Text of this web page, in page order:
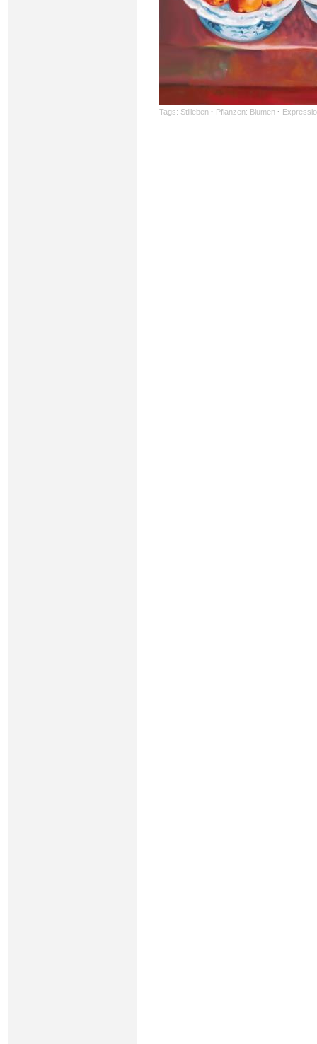
Tags: Stilleben · Pflanzen: Blumen ·